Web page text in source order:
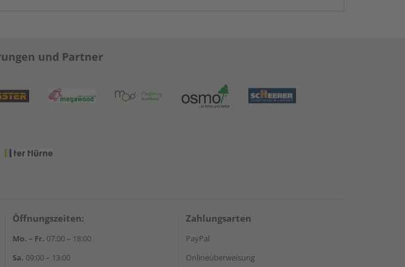
und Partner
Öffnungszeiten:
Mo. – Fr. 07:00 – 18:00
Sa. 09:00 – 13:00
Zahlungsarten
PayPal
Onlineüberweisung